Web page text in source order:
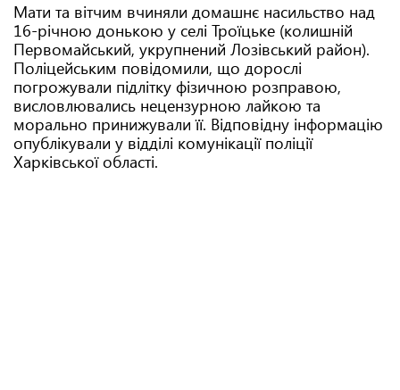
Мати та вітчим вчиняли домашнє насильство над
16-річною донькою у селі Троїцьке (колишній
Первомайський, укрупнений Лозівський район).
Поліцейським повідомили, що дорослі
погрожували підлітку фізичною розправою,
висловлювались нецензурною лайкою та
морально принижували її. Відповідну інформацію
опублікували у відділі комунікації поліції
Харківської області.